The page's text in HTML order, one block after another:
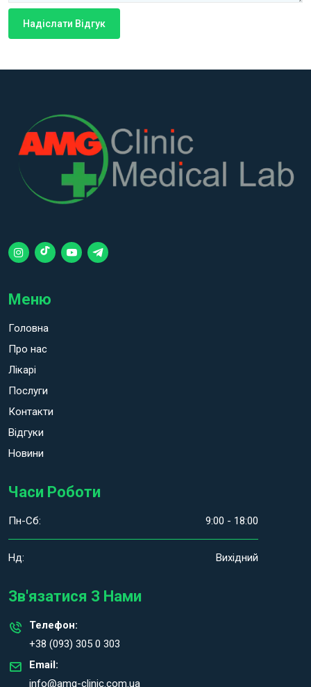
Надіслати Відгук
Меню
Головна
Про нас
Лікарі
Послуги
Контакти
Відгуки
Новини
Часи Роботи
Пн-Сб: 9:00 - 18:00
Нд: Вихідний
Зв'язатися З Нами
Телефон:
+38 (093) 305 0 303
Email:
info@amg-clinic.com.ua